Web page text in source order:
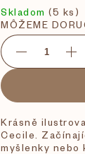
Skladom(5 ks)
MÔŽEME
Krásně
Cecile.
myšlenky nebo